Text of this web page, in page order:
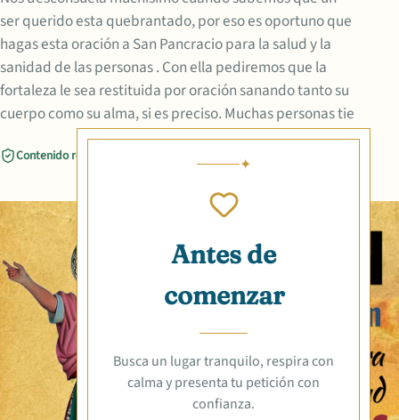
ser querido esta quebrantado, por eso es oportuno que
hagas esta oración a San Pancracio para la salud y la
sanidad de las personas . Con ella pediremos que la
fortaleza le sea restituida por oración sanando tanto su
cuerpo como su alma, si es preciso. Muchas personas tie
Contenido revisado
Antes de
comenzar
Busca un lugar tranquilo, respira con
calma y presenta tu petición con
confianza.